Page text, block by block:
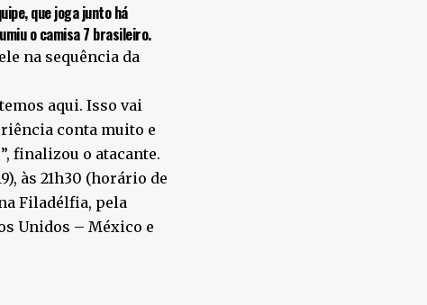
que joga junto há
o camisa 7 brasileiro.
na sequência da
aqui. Isso vai
conta muito e
finalizou o atacante.
às 21h30 (horário de
Filadélfia, pela
Unidos – México e